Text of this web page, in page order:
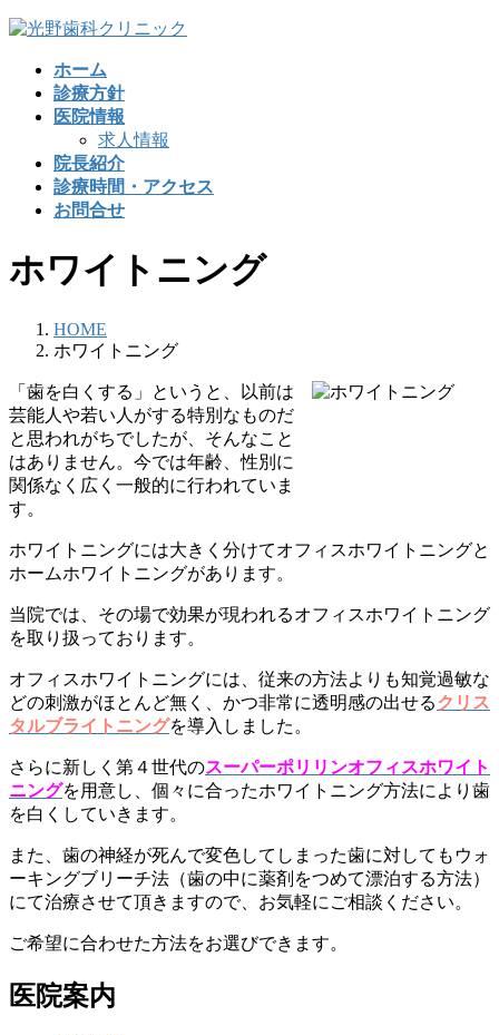
コ
ナ
ホーム
診療方針
医院情報
求人情報
院長紹介
診療時間・アクセス
お問合せ
ホワイトニング
HOME
ホワイトニング
「歯を白くする」というと、以前は
芸能人や若い人がする特別なものだ
と思われがちでしたが、そんなこと
はありません。今では年齢、性別に
関係なく広く一般的に行われていま
す。
ホワイトニングには大きく分けてオフィスホワイトニングと
ホームホワイトニングがあります。
当院では、その場で効果が現われるオフィスホワイトニング
を取り扱っております。
オフィスホワイトニングには、従来の方法よりも知覚過敏な
どの刺激がほとんど無く、かつ非常に透明感の出せるクリス
タルブライトニングを導入しました。
さらに新しく第４世代のスーパーポリリンオフィスホワイト
ニングを用意し、個々に合ったホワイトニング方法により歯
を白くしていきます。
また、歯の神経が死んで変色してしまった歯に対してもウォ
ーキングブリーチ法（歯の中に薬剤をつめて漂泊する方法）
にて治療させて頂きますので、お気軽にご相談ください。
ご希望に合わせた方法をお選びできます。
医院案内